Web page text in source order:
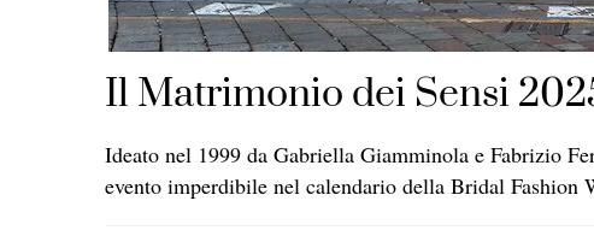
Il Matrimonio dei Sensi
Ideato nel 1999 da Gabriella Giamminola e Fabrizio
evento imperdibile nel calendario della Bridal Fashion